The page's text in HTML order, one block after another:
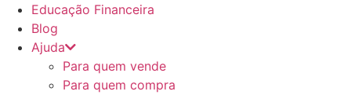
Educação Financeira
Blog
Ajuda
Para quem vende
Para quem compra